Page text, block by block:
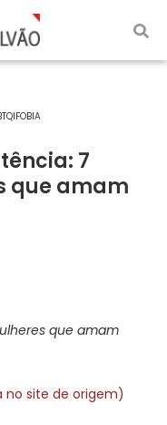
7
que amam
que amam
no site de origem)